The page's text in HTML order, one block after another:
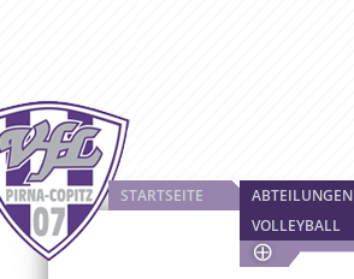
STARTSEITE
ABTEILUNGEN
VOLLEYBALL